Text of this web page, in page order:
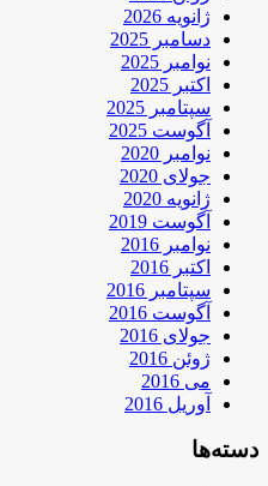
ژانویه 2026
دسامبر 2025
نوامبر 2025
اکتبر 2025
سپتامبر 2025
آگوست 2025
نوامبر 2020
جولای 2020
ژانویه 2020
آگوست 2019
نوامبر 2016
اکتبر 2016
سپتامبر 2016
آگوست 2016
جولای 2016
ژوئن 2016
می 2016
آوریل 2016
دسته‌ها